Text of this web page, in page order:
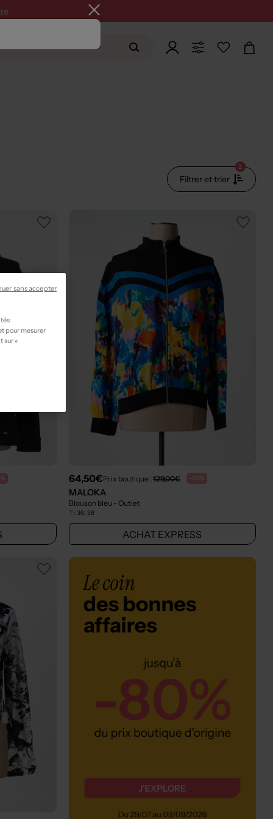
Filtrer et trier
2
64,50€Prix boutique : 129,00€ -50%
MALOKA
Blouson bleu - Outlet
T : 36, 38
ACHAT EXPRESS
pour mesurer
sur «
sans accepter